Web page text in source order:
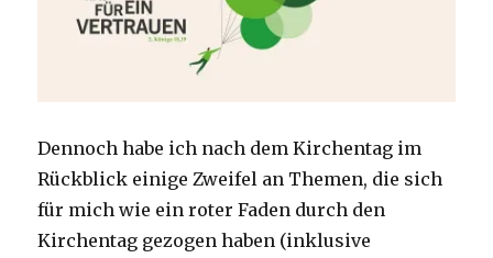
Dennoch habe ich nach dem Kirchentag im
Rückblick einige Zweifel an Themen, die sich
für mich wie ein roter Faden durch den
Kirchentag gezogen haben (inklusive